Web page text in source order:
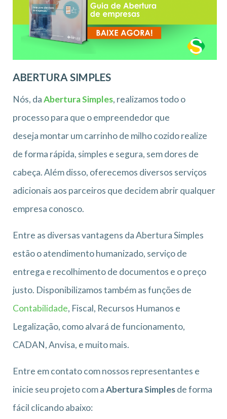
ABERTURA SIMPLES
Nós, daAbertura Simples, realizamos todo o
processo para que o empreendedor que
deseja montar um carrinho de milho cozido realize
de forma rápida, simples e segura, sem dores de
cabeça. Além disso, oferecemos diversos serviços
adicionais aos parceiros que decidem abrir qualquer
empresa conosco.
Entre as diversas vantagens da Abertura Simples
estão o atendimento humanizado, serviço de
entrega e recolhimento de documentos e o preço
justo. Disponibilizamos também as funções de
Contabilidade, Fiscal, Recursos Humanos e
Legalização, como alvará de funcionamento,
CADAN, Anvisa, e muito mais.
Entre em contato com nossos representantes e
inicie seu projeto com aAbertura Simplesde forma
fácil clicando abaixo: